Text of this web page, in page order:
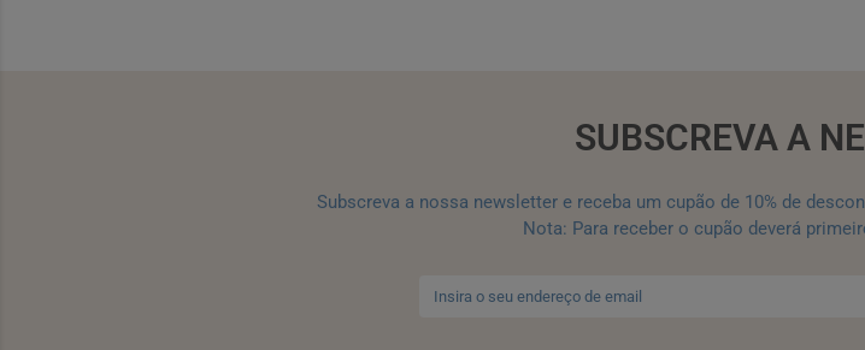
SUBSCREVA A
Subscreva a nossa newsletter e receba um cupão de 10% de
Nota: Para receber o cupão deverá